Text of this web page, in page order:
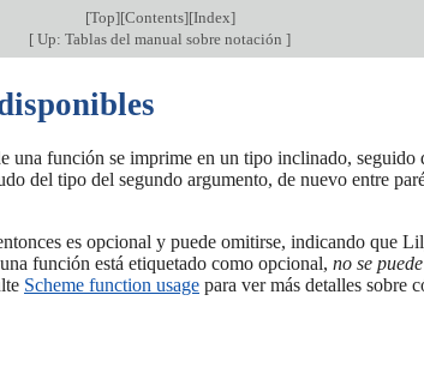
[Top][Contents][Index]
[ Up: Tablas del manual sobre notación ]
una función se imprime en un tipo inclinado,
del tipo del segundo argumento, de nuevo entre
es opcional y puede omitirse, indicando que
función está etiquetado como opcional, no se puede
Scheme function usage para ver más detalles sobre